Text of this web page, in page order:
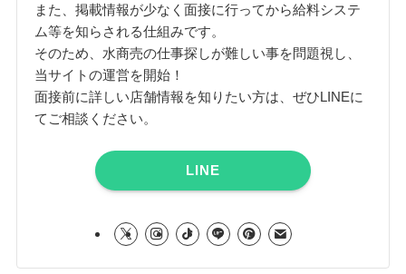
また、掲載情報が少なく面接に行ってから給料システ
ム等を知らされる仕組みです。
そのため、水商売の仕事探しが難しい事を問題視し、
当サイトの運営を開始！
面接前に詳しい店舗情報を知りたい方は、ぜひLINEに
てご相談ください。
LINE